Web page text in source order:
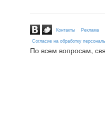
Контакты Реклама
Согласие на обработку
По всем вопросам,